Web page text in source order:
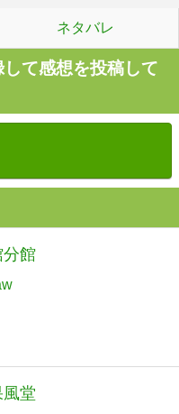
ネタバレ
て感想を投稿して
分館
堂